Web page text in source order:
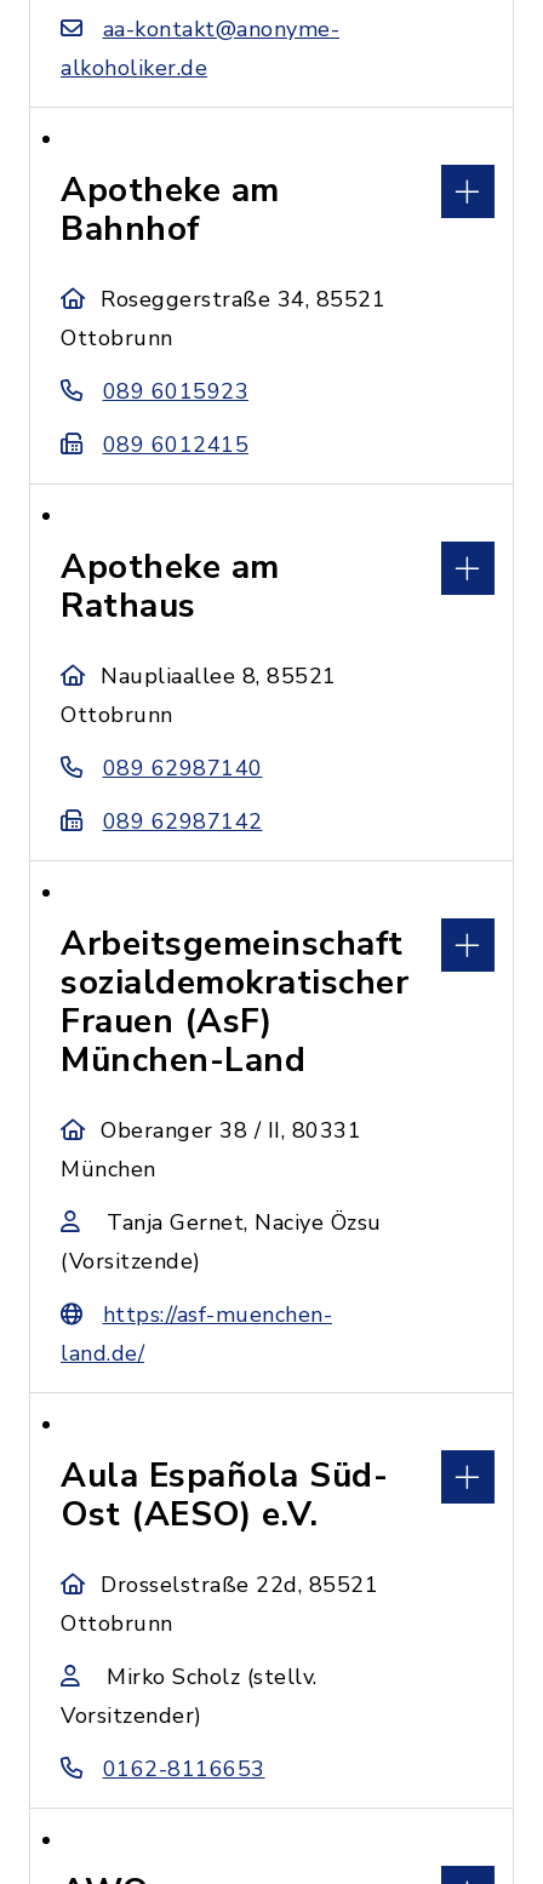
aa-kontakt@anonyme-
alkoholiker.de
Apotheke am
Bahnhof
Roseggerstraße 34, 85521
Ottobrunn
089 6015923
089 6012415
Apotheke am
Rathaus
Naupliaallee 8, 85521
Ottobrunn
089 62987140
089 62987142
Arbeitsgemeinschaft
sozialdemokratischer
Frauen (AsF)
München-Land
Oberanger 38 / II, 80331
München
Tanja Gernet, Naciye Özsu
(Vorsitzende)
https://asf-muenchen-
land.de/
Aula Española Süd-
Ost (AESO) e.V.
Drosselstraße 22d, 85521
Ottobrunn
Mirko Scholz (stellv.
Vorsitzender)
0162-8116653